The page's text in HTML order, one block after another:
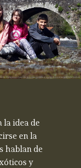
idea de
en la
hablan de
y